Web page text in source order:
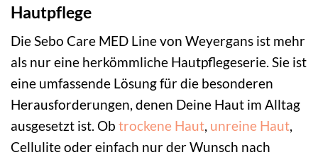
Hautpflege
Die Sebo Care MED Line von Weyergans ist mehr
als nur eine herkömmliche Hautpflegeserie. Sie ist
eine umfassende Lösung für die besonderen
Herausforderungen, denen Deine Haut im Alltag
ausgesetzt ist. Ob trockene Haut, unreine Haut,
Cellulite oder einfach nur der Wunsch nach